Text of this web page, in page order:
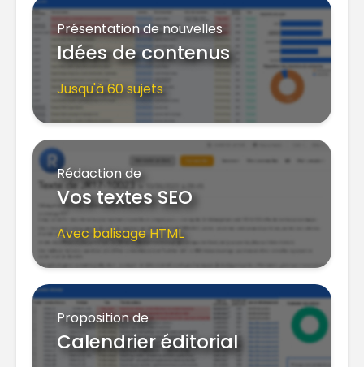
Présentation de nouvelles
Idées de contenus
Jusqu'à 60 sujets
Rédaction de
Vos textes SEO
Avec balisage HTML
Proposition de
Calendrier éditorial